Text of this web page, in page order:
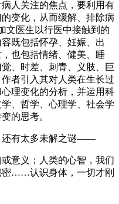
人关注的焦点，要利用有
变化，从而缓解、排除病
文医生以行医中接触到的
既包括怀孕、妊娠、出
也包括情绪、健美、睡
、时差、刺青、义肢、巨
者引入其对人类在生长过
理变化的分析，并运用科
学、哲学、心理学、社会学
的思考。
还有太多未解之谜——
意义；人类的心智，我们
密……认识身体，一切才刚